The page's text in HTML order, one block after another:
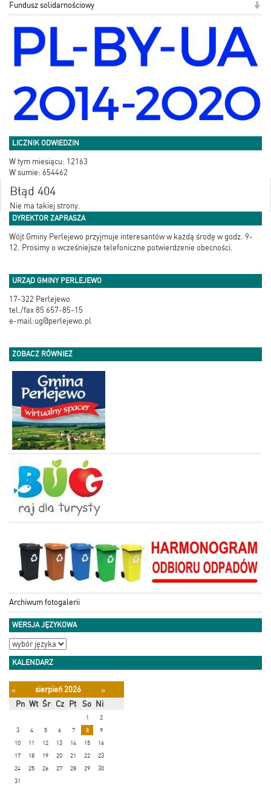
Fundusz solidarnościowy
LICZNIK ODWIEDZIN
W tym miesiącu: 12163
W sumie: 654462
Błąd 404
Nie ma takiej strony.
DYREKTOR ZAPRASZA
Wójt Gminy Perlejewo przyjmuje interesantów w każdą środę w godz. 9-
12. Prosimy o wcześniejsze telefoniczne potwierdzenie obecności.
URZĄD GMINY PERLEJEWO
17-322 Perlejewo
tel./fax 85 657-85-15
e-mail:ug@perlejewo.pl
ZOBACZ RÓWNIEŻ
Archiwum fotogalerii
WERSJA JĘZYKOWA
KALENDARZ
« sierpień 2026
»
Pn Wt Śr Cz Pt So Ni
1
2
3
4 5 6 7 8
9
10
11 12 13 14 15
16
17
18 19 20 21 22
23
24
25 26 27 28 29
30
31